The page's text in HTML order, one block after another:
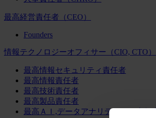
最高経営責任者（CEO）
Founders
情報テクノロジーオフィサー（CIO, CTO）
最高情報セキュリティ責任者
最高情報責任者
最高技術責任者
最高製品責任者
最高ＡＩ,データアナリティクス責任者